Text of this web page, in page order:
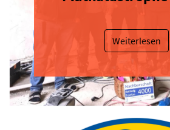
Weiterlesen